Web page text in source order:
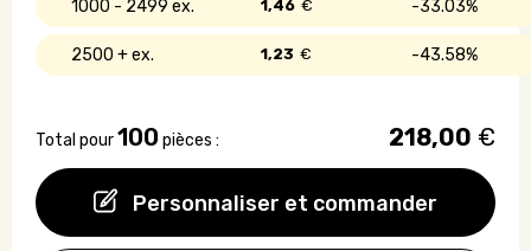
Personnaliser et commander
1000 - 2499 33.03%
1,46 €
2500 + 43.58%
1,23 €
Total pour100 pièces : 218,00 €